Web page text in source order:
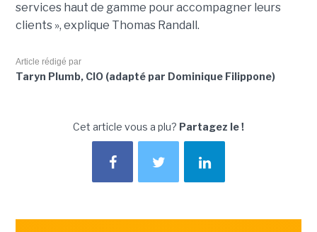
services haut de gamme pour accompagner leurs
clients », explique Thomas Randall.
Article rédigé par
Taryn Plumb, CIO (adapté par Dominique Filippone)
Cet article vous a plu? Partagez le !